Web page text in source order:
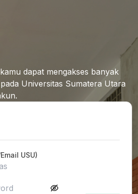
dapat mengakses banyak
Universitas Sumatera Utara
USU)